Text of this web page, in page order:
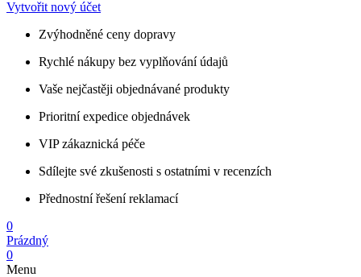
Vytvořit nový účet
Zvýhodněné ceny dopravy
Rychlé nákupy bez vyplňování údajů
Vaše nejčastěji objednávané produkty
Prioritní expedice objednávek
VIP zákaznická péče
Sdílejte své zkušenosti s ostatními v recenzích
Přednostní řešení reklamací
0
Prázdný
0
Menu